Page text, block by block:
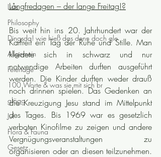
Lists
Philosophy
Dingsda! wie hieß das denn doch gle
Allgemein
Feiertage
100 Worte & was sie mit sich br
glögg
Jul
Flora & Fauna
Gesetz
Långfredagen – der lange Freitag!?
Bis weit hin ins 20. Jahrhundert war der
Karfreit ein Tag der Ruhe und Stille. Man
kleidete sich in schwarz und nur
notwendige Arbeiten durften ausgeführt
werden. Die Kinder durften weder drauß
noch drinnen spielen. Das Gedenken an
die Kreuzigung Jesu stand im Mittelpunkt
des Tages. Bis 1969 war es gesetzlich
verboten Kinofilme zu zeigen und andere
Vergnügungsveranstaltungen zu
organisieren oder an diesen teilzunehmen.